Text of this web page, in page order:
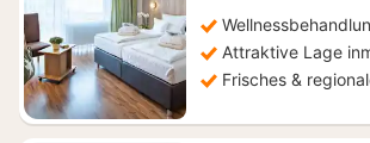
€
Attraktive Lage
Frisches &